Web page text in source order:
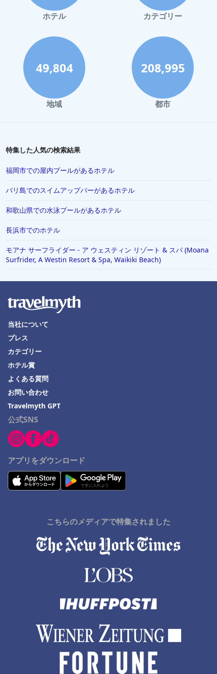
ペット連れで旅行する人にとって、ミルソープ・モーテルは歓迎
的な環境を提供する点で優れています。ペットフレンドリーな設
り、ペットとその飼い主の両方にとって快適な滞在を保証しま
す。
全体として、ミルソープ・モーテルは、歴史的な村の静かな魅力
と、モダンな設備、卓越した清潔さ、優れたサービス、そして思
慮深いアメニティを兼ね備えた、最高の宿泊施設として登場し、
快適で快適な滞在のための人気の目的地となっています。
ホテル カテゴリー
49,804
地域
208,995
都市
特集した人気の検索結果
福岡市での屋内プールがあるホテル
バリ島でのスイムアップバーがあるホテル
和歌山県での水泳プールがあるホテル
長浜市でのホテル
モアナ サーフライダー - ア ウェスティン リゾート & スパ (Moana
Surfrider, A Westin Resort & Spa, Waikiki Beach)
公式SNS
アプリをダウンロード
当社について
プレス
カテゴリー
ホテル賞
よくある質問
お問い合わせ
Travelmyth GPT
こちらのメディアで特集されました